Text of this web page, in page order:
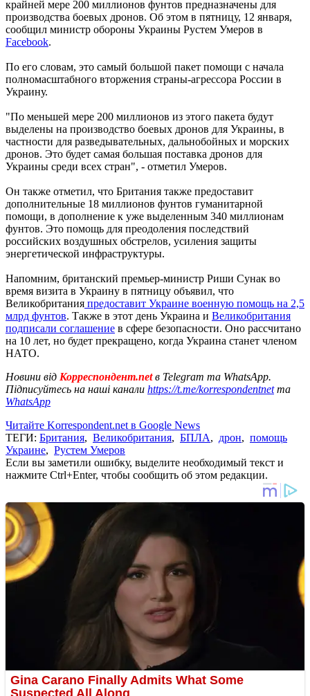
крайней мере 200 миллионов фунтов предназначены для
производства боевых дронов. Об этом в пятницу, 12 января,
сообщил министр обороны Украины Рустем Умеров в
Facebook.
По его словам, это самый большой пакет помощи с начала
полномасштабного вторжения страны-агрессора России в
Украину.
"По меньшей мере 200 миллионов из этого пакета будут
выделены на производство боевых дронов для Украины, в
частности для разведывательных, дальнобойных и морских
дронов. Это будет самая большая поставка дронов для
Украины среди всех стран", - отметил Умеров.
Он также отметил, что Британия также предоставит
дополнительные 18 миллионов фунтов гуманитарной
помощи, в дополнение к уже выделенным 340 миллионам
фунтов. Это помощь для преодоления последствий
российских воздушных обстрелов, усиления защиты
энергетической инфраструктуры.
Напомним, британский премьер-министр Риши Сунак во
время визита в Украину в пятницу объявил, что
Великобритания предоставит Украине военную помощь на 2,5
млрд фунтов. Также в этот день Украина и Великобритания
подписали соглашение в сфере безопасности. Оно рассчитано
на 10 лет, но будет прекращено, когда Украина станет членом
НАТО.
Новини від Корреспондент.netв Telegram та WhatsApp.
Підписуйтесь на наші канали https://t.me/korrespondentnetта
WhatsApp
Читайте Korrespondent.net в Google News
ТЕГИ: Британия, Великобритания, БПЛА, дрон, помощь
Украине, Рустем Умеров
Если вы заметили ошибку, выделите необходимый текст и
нажмите Ctrl+Enter, чтобы сообщить об этом редакции.